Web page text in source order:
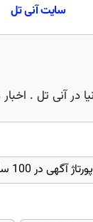
سایت آنی تل
در آنی تل .
آگهی در 100 سایت